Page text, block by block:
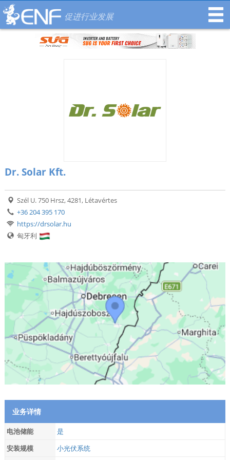
促进行业发展
Dr. Solar Kft.
Szél U. 750 Hrsz, 4281, Létavértes
+36 204 395 170
https://drsolar.hu
匈牙利
业务详情
电池储能
是
安装规模
小光伏系统